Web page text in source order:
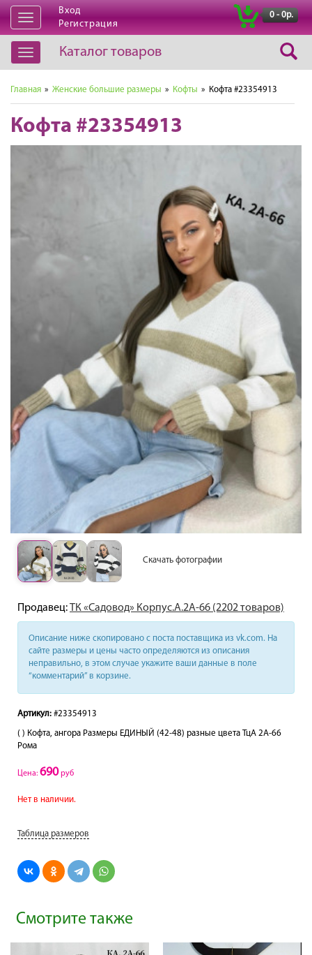
Открыть
навигацию
Вход
Регистрация
0 - 0р.
Открыть
навигацию
Каталог товаров
Главная » Женские большие размеры » Кофты » Кофта #23354913
Кофта #23354913
Скачать фотографии
Продавец:ТК «Садовод» Корпус.А.2А-66 (2202 товаров)
Описание ниже скопировано с поста поставщика из vk.com. На
сайте размеры и цены часто определяются из описания
неправильно, в этом случае укажите ваши данные в поле
“комментарий” в корзине.
Артикул: #23354913
( ) Кофта, ангора Размеры ЕДИНЫЙ (42-48) разные цвета ТцА 2A-66
Рома
Цена: 690руб
Нет в наличии.
Таблица размеров
Смотрите также